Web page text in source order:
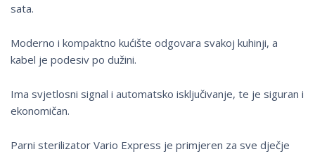
sata.
Moderno i kompaktno kućište odgovara svakoj kuhinji, a
kabel je podesiv po dužini.
Ima svjetlosni signal i automatsko isključivanje, te je siguran i
ekonomičan.
Parni sterilizator Vario Express je primjeren za sve dječje